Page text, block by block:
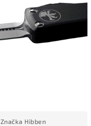
Značka Hibben